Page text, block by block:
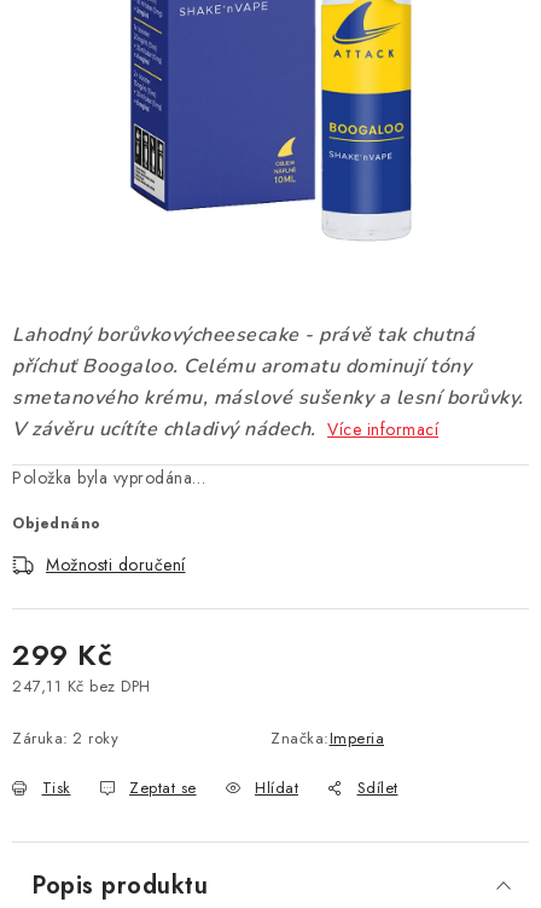
BATERIE A NABÍJEČKY
GRIPY & MODY
PŘÍSLUŠENSTVÍ
ZNAČKY
Lahodný borůvkovýcheesecake - právě tak chutná
příchuť Boogaloo. Celému aromatu dominují tóny
smetanového krému, máslové sušenky a lesní borůvky.
V závěru ucítíte chladivý nádech. Více informací
Položka byla vyprodána…
Objednáno
Možnosti doručení
299 Kč
247,11 Kč bez DPH
Záruka: 2 roky Značka:Imperia
Tisk Zeptat se Hlídat Sdílet
Popis produktu